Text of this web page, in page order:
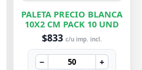
PALETA PRECIO BLANCA
10X2 CM PACK 10 UND
$833 c/u imp. incl.
− +